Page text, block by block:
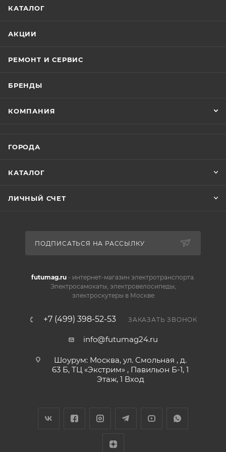
КАТАЛОГ
АКЦИИ
РЕМОНТ И СЕРВИС
БРЕНДЫ
КОМПАНИЯ
ГОРОДА
КАТАЛОГ
ЛИЧНЫЙ СЧЕТ
ПОДПИСАТЬСЯ НА РАССЫЛКУ
futumag.ru- интернет-магазин электротранспорта.
Электросамокаты, электровелосипеды,
электроскутеры в Москве
+7 (499) 398-52-53 ЗАКАЗАТЬ ЗВОНОК
info@futumag24.ru
Шоурум: Москва, ул. Смольная , д.
63 Б, ТЦ «Экстрим» , Павильон Б-1, 1
Этаж, 1 Вход